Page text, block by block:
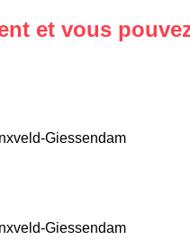
et vous
Giessendam
Giessendam